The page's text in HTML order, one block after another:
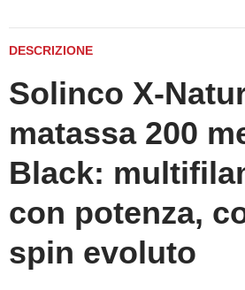
DESCRIZIONE
Solinco X-
matassa 200
Black:
con potenza,
spin evoluto